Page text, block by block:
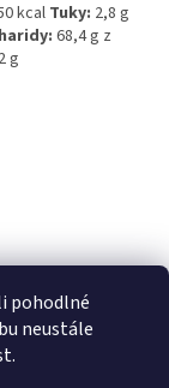
pohodlné
neustále
kcal Tuky: 2,8 g
68,4 g z
g